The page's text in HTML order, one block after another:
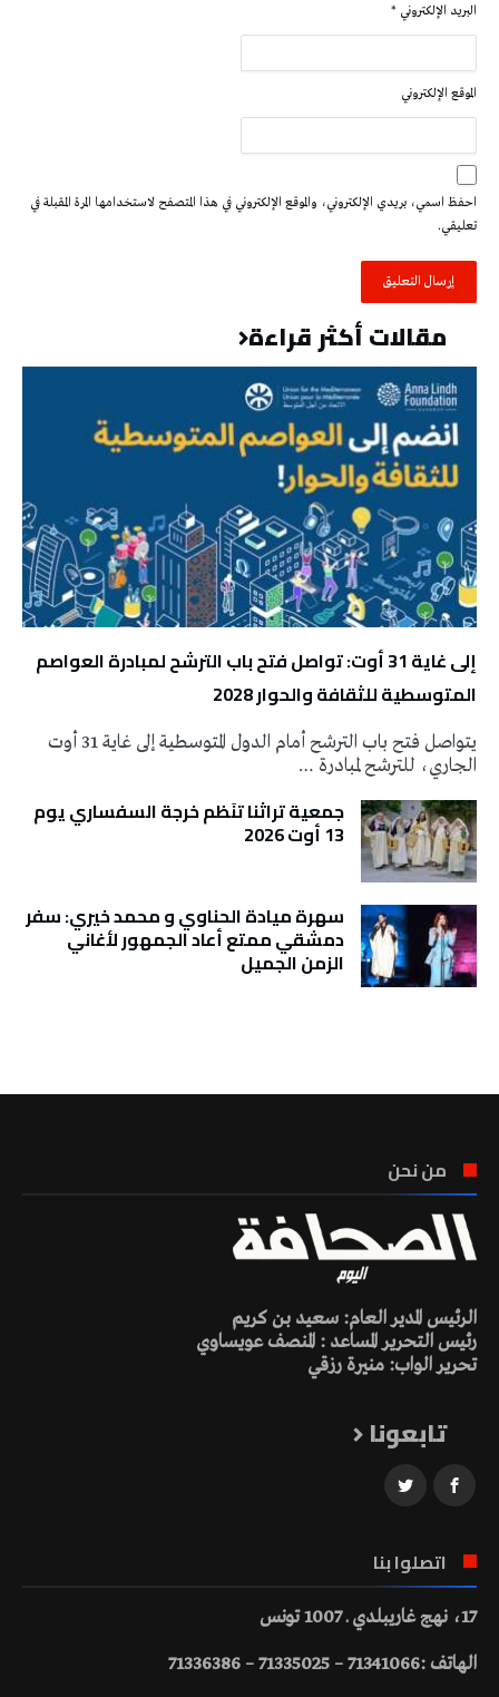
البريد الإلكتروني *
الموقع الإلكتروني
احفظ اسمي، بريدي الإلكتروني، والموقع الإلكتروني في هذا المتصفح لاستخدامها المرة المقبلة في
تعليقي.
مقالات أكثر قراءة
إلى غاية 31 أوت: تواصل فتح باب الترشح لمبادرة العواصم
المتوسطية للثقافة والحوار 2028
يتواصل فتح باب الترشح أمام الدول المتوسطية إلى غاية 31 أوت
الجاري، للترشح لمبادرة …
جمعية تراثنا تنَظم خرجة السفساري يوم
13 أوت 2026
سهرة ميادة الحناوي و محمد خيري: سفر
دمشقي ممتع أعاد الجمهور لأغاني
الزمن الجميل
من نحن
الرئيس المدير العام: سعيد بن كريم
رئيس التحرير المساعد : المنصف عويساوي
تحرير الواب: منيرة رزقي
تابعونا
اتصلوا بنا
17، نهج غاريبلدي ـ 1007 تونس
الهاتف :71341066 – 71335025 – 71336386